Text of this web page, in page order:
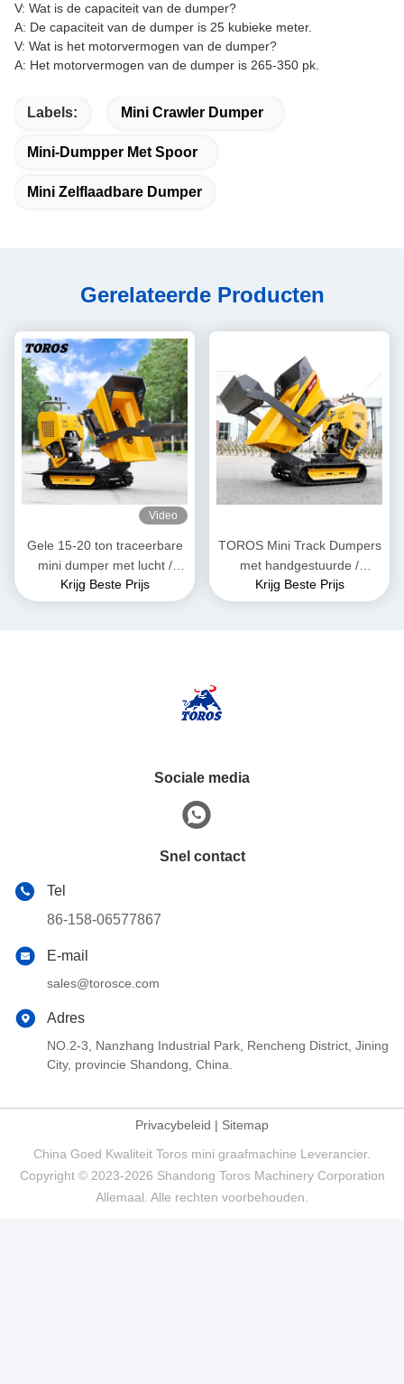
V: Wat is de capaciteit van de dumper?
A: De capaciteit van de dumper is 25 kubieke meter.
V: Wat is het motorvermogen van de dumper?
A: Het motorvermogen van de dumper is 265-350 pk.
Labels: Mini Crawler Dumper
Mini-Dumpper Met Spoor
Mini Zelflaadbare Dumper
Gerelateerde Producten
Video
Gele 15-20 ton traceerbare
mini dumper met lucht /
hydraulische remmen
Krijg Beste Prijs
TOROS Mini Track Dumpers
met handgestuurde /
automatische transmissie
Krijg Beste Prijs
Sociale media
Snel contact
Tel
86-158-06577867
E-mail
sales@torosce.com
Adres
NO.2-3, Nanzhang Industrial Park, Rencheng District, Jining
City, provincie Shandong, China.
Privacybeleid | Sitemap
China Goed Kwaliteit Toros mini graafmachine Leverancier.
Copyright © 2023-2026 Shandong Toros Machinery Corporation
Allemaal. Alle rechten voorbehouden.